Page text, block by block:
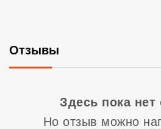
Отзывы
Здесь пока нет
Но отзыв можно